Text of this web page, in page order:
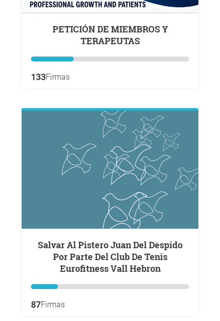
PETICIÓN DE MIEMBROS Y
TERAPEUTAS
133Firmas
Salvar Al Pistero Juan Del Despido
Por Parte Del Club De Tenis
Eurofitness Vall Hebron
87Firmas